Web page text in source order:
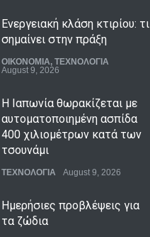
Ενεργειακή κλάση κτιρίου: τι
σημαίνει στην πράξη
ΟΙΚΟΝΟΜΙΑ, ΤΕΧΝΟΛΟΓΙΑ
August 9, 2026
Η Ιαπωνία θωρακίζεται με
αυτοματοποιημένη ασπίδα
400 χιλιομέτρων κατά των
τσουνάμι
ΤΕΧΝΟΛΟΓΙΑ August 9, 2026
Ημερήσιες προβλέψεις για
τα ζώδια